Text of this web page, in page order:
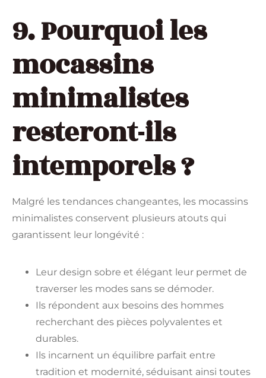
9. Pourquoi les
mocassins
minimalistes
resteront-ils
intemporels ?
Malgré les tendances changeantes, les mocassins
minimalistes conservent plusieurs atouts qui
garantissent leur longévité :
Leur design sobre et élégant leur permet de
traverser les modes sans se démoder.
Ils répondent aux besoins des hommes
recherchant des pièces polyvalentes et
durables.
Ils incarnent un équilibre parfait entre
tradition et modernité, séduisant ainsi toutes